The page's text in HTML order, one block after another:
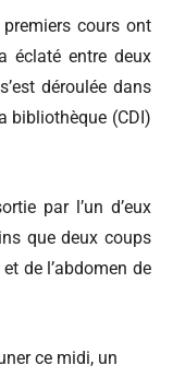
cours ont
éclaté entre deux
déroulée dans
bibliothèque (CDI)
par l’un d’eux
que deux coups
de l’abdomen de
ce midi, un